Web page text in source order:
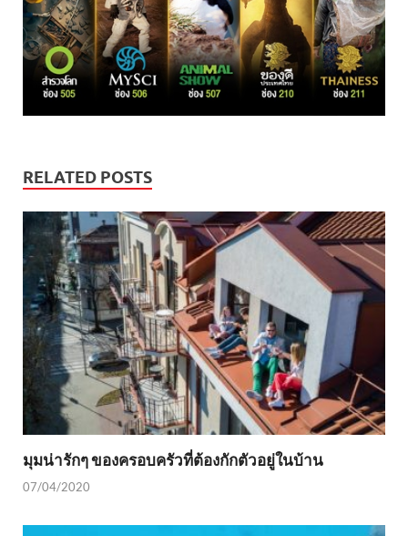
RELATED POSTS
มุมน่ารักๆ ของครอบครัวที่ต้องกักตัวอยู่ในบ้าน
07/04/2020